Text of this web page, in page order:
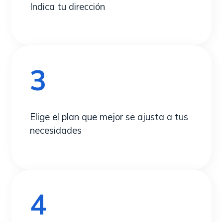
Indica tu dirección
3
Elige el plan que mejor se ajusta a tus
necesidades
4